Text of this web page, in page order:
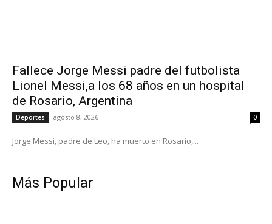
Fallece Jorge Messi padre del futbolista
Lionel Messi,a los 68 años en un hospital
de Rosario, Argentina
Deportes agosto 8, 2026 0
Jorge Messi, padre de Leo, ha muerto en Rosario,...
Más Popular